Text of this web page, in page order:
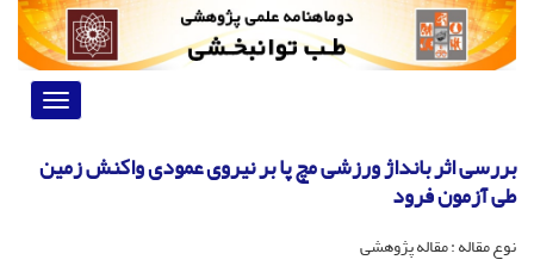
Toggle
بررسی اثر بانداژ ورزشی مچ پا بر نیروی عمودی واکنش زمین
طی آزمون فرود
نوع مقاله : مقاله پژوهشی